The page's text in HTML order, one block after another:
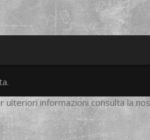
informazioni consulta la